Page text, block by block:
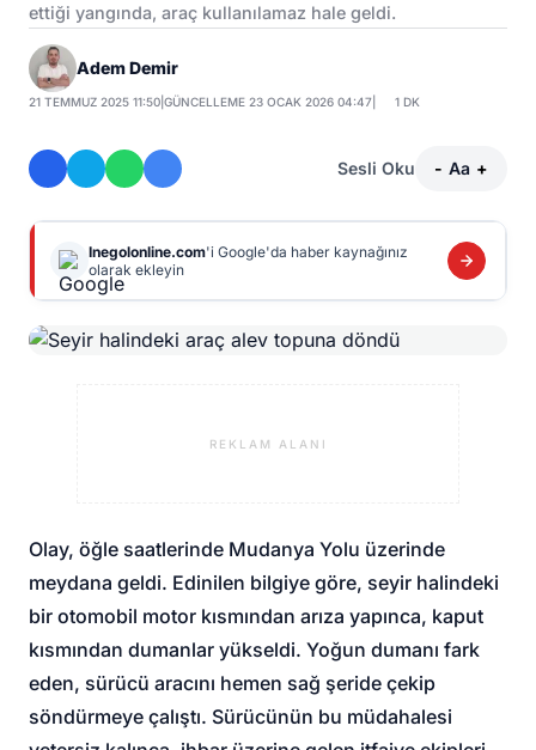
ettiği yangında, araç kullanılamaz hale geldi.
Adem Demir
21 TEMMUZ 2025 11:50 |GÜNCELLEME 23 OCAK 2026 04:47 1 DK
Sesli Oku - Aa +
Inegolonline.com'i Google'da haber kaynağınız
olarak ekleyin
REKLAM ALANI
Olay, öğle saatlerinde Mudanya Yolu üzerinde
meydana geldi. Edinilen bilgiye göre, seyir halindeki
bir otomobil motor kısmından arıza yapınca, kaput
kısmından dumanlar yükseldi. Yoğun dumanı fark
eden, sürücü aracını hemen sağ şeride çekip
söndürmeye çalıştı. Sürücünün bu müdahalesi